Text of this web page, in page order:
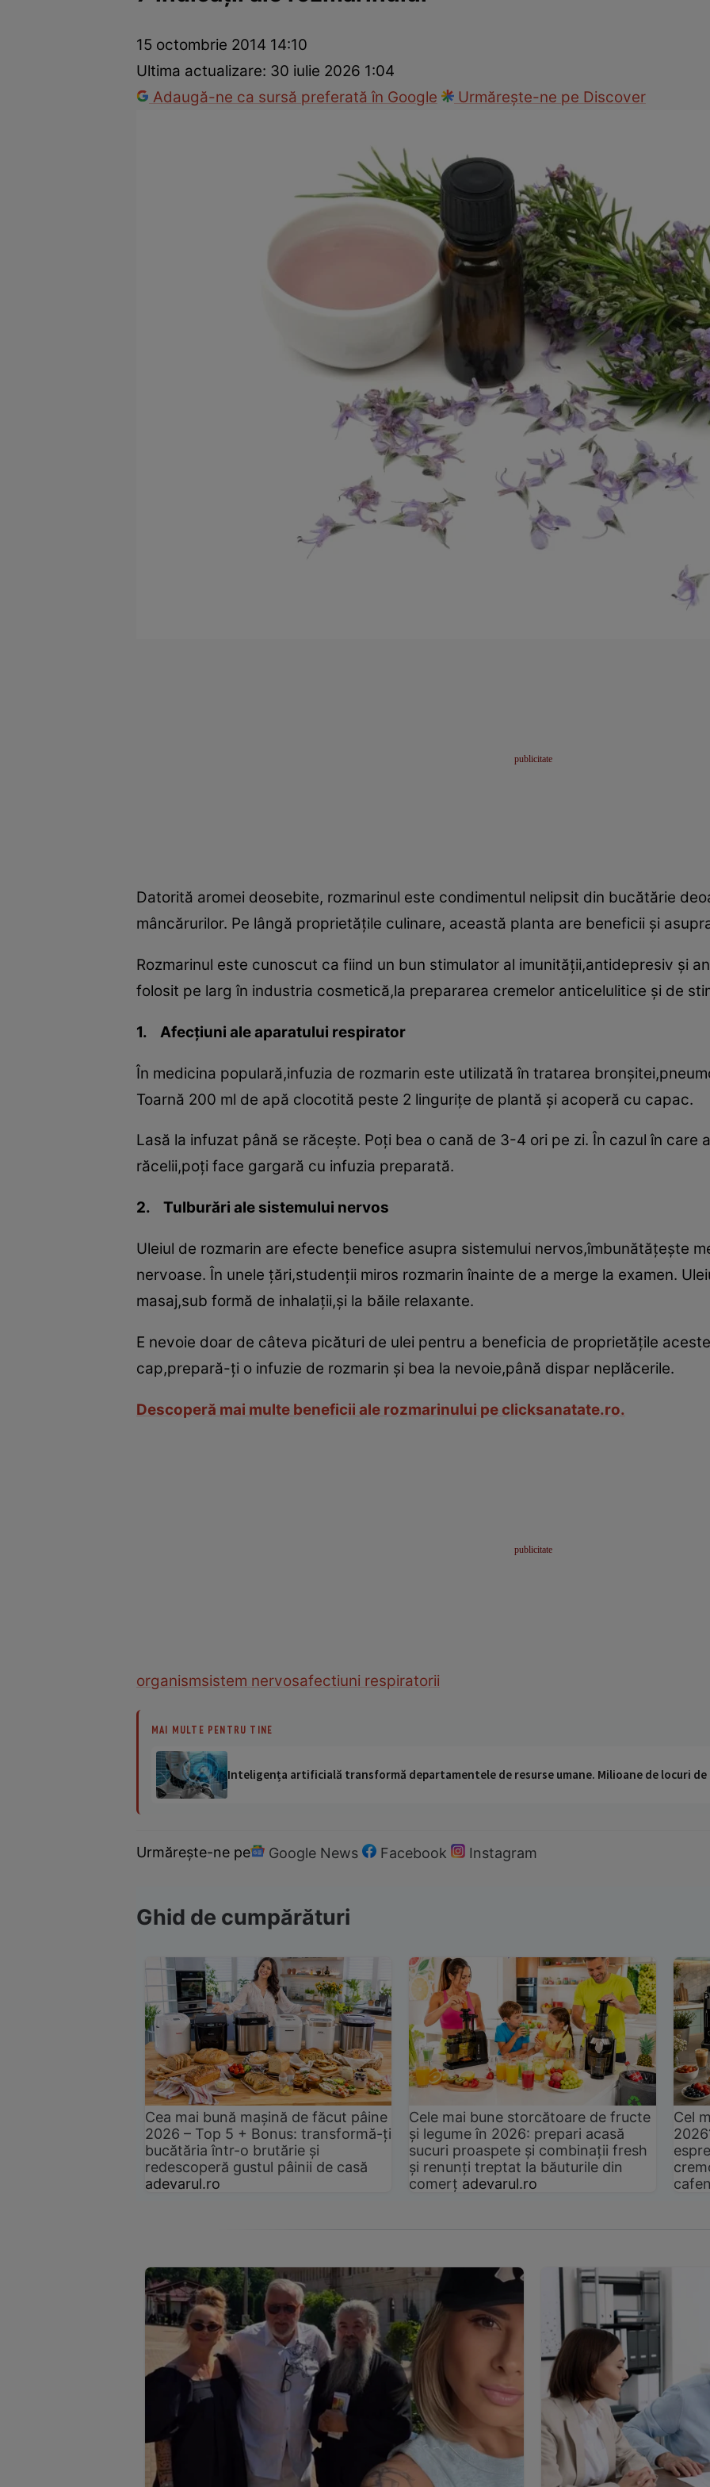
Dezvoltare personalăÎngrijire personalăCasă și grădină
15 octombrie 2014 14:10
Ultima actualizare: 30 iulie 2026 1:04
Adaugă-ne ca sursă preferată în Google
Urmărește-ne pe Discover
Datorită aromei deosebite, rozmarinul este condimentul nelipsit din bucătărie
mâncărurilor. Pe lângă proprietăţile culinare, această planta are beneficii şi
Rozmarinul este cunoscut ca fiind un bun stimulator al imunităţii,antidepresiv şi
folosit pe larg în industria cosmetică,la prepararea cremelor anticelulitice şi de
1. Afecţiuni ale aparatului respirator
În medicina populară,infuzia de rozmarin este utilizată în tratarea
Toarnă 200 ml de apă clocotită peste 2 linguriţe de plantă şi acoperă cu capac.
Lasă la infuzat până se răceşte. Poţi bea o cană de 3-4 ori pe zi. În cazul în care
răcelii,poţi face gargară cu infuzia preparată.
2. Tulburări ale sistemului nervos
Uleiul de rozmarin are efecte benefice asupra sistemului nervos,îmbunătăţeşte
nervoase. În unele ţări,studenţii miros rozmarin înainte de a merge la examen.
masaj,sub formă de inhalaţii,şi la băile relaxante.
E nevoie doar de câteva picături de ulei pentru a beneficia de proprietăţile
cap,prepară-ţi o infuzie de rozmarin şi bea la nevoie,până dispar neplăcerile.
Descoperă mai multe beneficii ale rozmarinului pe clicksanatate.ro.
organismsistem nervosafectiuni respiratorii
MAI MULTE PENTRU TINE
Inteligența artificială transformă departamentele de resurse umane. Milioane de locuri
Urmărește-ne pe Google News Facebook Instagram
Ghid de cumpărături
Cea mai bună mașină de făcut pâine
2026 – Top 5 + Bonus: transformă-ți
bucătăria într-o brutărie și
redescoperă gustul pâinii de casă
adevarul.ro
Cele mai bune storcătoare de fructe
și legume în 2026: prepari acasă
sucuri proaspete și combinații fresh
și renunți treptat la băuturile din
comerț adevarul.ro
Cel